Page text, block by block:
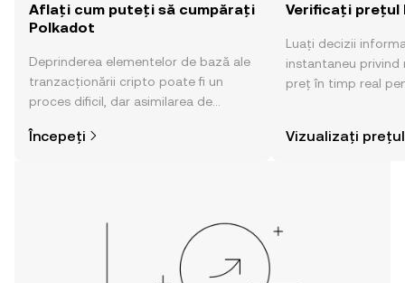
Aflați cum puteți să cumpărați
Polkadot
Deprinderea elementelor de bază ale
tranzacționării cripto poate fi un
proces dificil, dar asimilarea de
cumpărare a activelor cripto este mai
Începeți
Verificați prețul
Luați decizii
instantaneu privind
preț în timp real
Vizualizați prețul